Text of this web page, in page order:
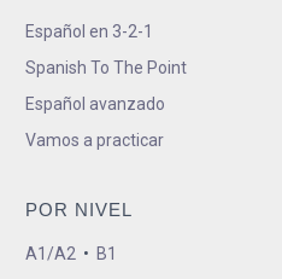
Español en 3-2-1
Spanish To The Point
Español avanzado
Vamos a practicar
POR NIVEL
A1/A2 • B1